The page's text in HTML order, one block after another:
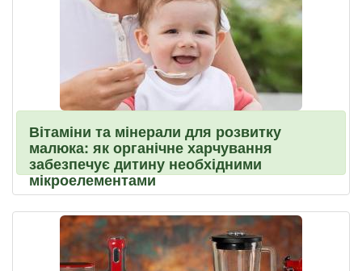
Вітаміни та мінерали для розвитку
малюка: як органічне харчування
забезпечує дитину необхідними
мікроелементами